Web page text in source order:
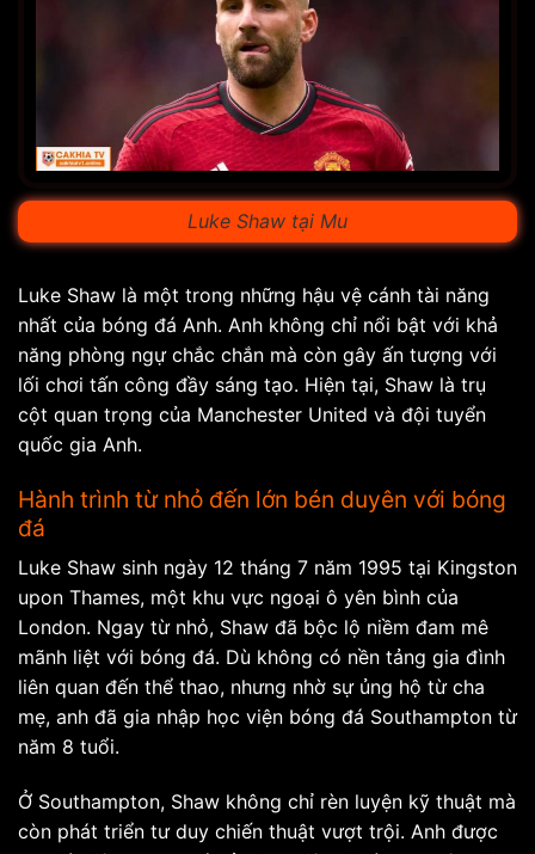
Luke Shaw tại Mu
Luke Shaw là một trong những hậu vệ cánh tài năng
nhất của bóng đá Anh. Anh không chỉ nổi bật với khả
năng phòng ngự chắc chắn mà còn gây ấn tượng với
lối chơi tấn công đầy sáng tạo. Hiện tại, Shaw là trụ
cột quan trọng của Manchester United và đội tuyển
quốc gia Anh.
Hành trình từ nhỏ đến lớn bén duyên với bóng
đá
Luke Shaw sinh ngày 12 tháng 7 năm 1995 tại Kingston
upon Thames, một khu vực ngoại ô yên bình của
London. Ngay từ nhỏ, Shaw đã bộc lộ niềm đam mê
mãnh liệt với bóng đá. Dù không có nền tảng gia đình
liên quan đến thể thao, nhưng nhờ sự ủng hộ từ cha
mẹ, anh đã gia nhập học viện bóng đá Southampton từ
năm 8 tuổi.
Ở Southampton, Shaw không chỉ rèn luyện kỹ thuật mà
còn phát triển tư duy chiến thuật vượt trội. Anh được